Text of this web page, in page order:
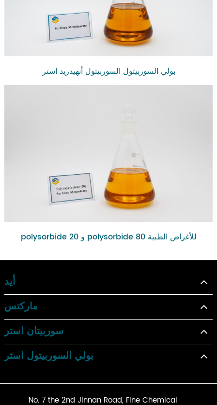
بولي السوربيتول السوربيتول أنهيدريد استر
polysorbide 20 و polysorbide 80 للأغراض الطبية
أيد
ماركتس
سوربيتان استر
بولي السوربيتول استر
No. 7 the 2nd Jinnan Road, Fine Chemical